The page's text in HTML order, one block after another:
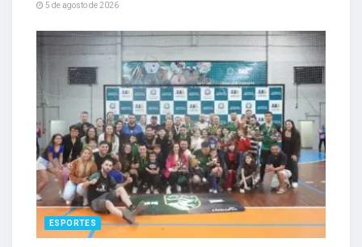
5 de agosto de 2026
ESPORTES